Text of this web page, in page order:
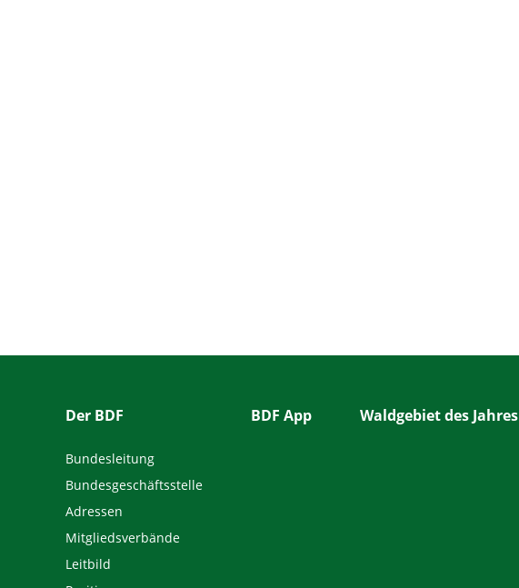
Der BDF
Bundesleitung
Bundesgeschäftsstelle
Adressen
Mitgliedsverbände
Leitbild
BDF App Waldgebiet des Jahres